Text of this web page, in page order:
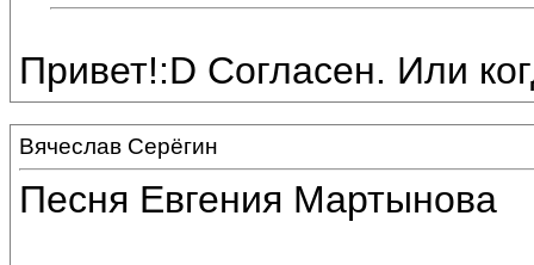
Привет!:D Согласен. Или
Вячеслав Серёгин
Песня Евгения Мартынова